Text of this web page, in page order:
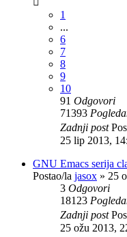
1
...
6
7
8
9
10
91 Odgovori
71393
Zadnji post
25 lip 2013,
GNU Emacs serija
Postao/la jasox » 25
3 Odgovori
18123
Zadnji post
25 ožu 2013,